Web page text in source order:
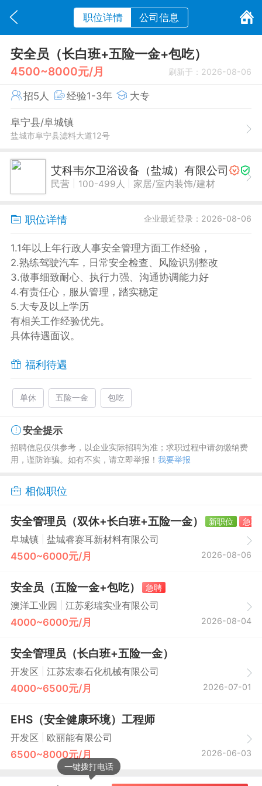
职位详情 公司信息
安全员（长白班+五险一金+包吃）
4500~8000元/月 刷新于：2026-08-06
招5人 经验1-3年 大专
阜宁县/阜城镇
盐城市阜宁县滤料大道12号
艾科韦尔卫浴设备（盐城）有限公司
民营 100-499人 家居/室内装饰/建材
职位详情 企业最近登录：2026-08-06
1.1年以上年行政人事安全管理方面工作经验，
2.熟练驾驶汽车，日常安全检查、风险识别整改
3.做事细致耐心、执行力强、沟通协调能力好
4.有责任心，服从管理，踏实稳定
5.大专及以上学历
有相关工作经验优先。
具体待遇面议。
福利待遇
单休 五险一金 包吃
安全提示
招聘信息仅供参考，以企业实际招聘为准；求职过程中请勿缴纳费
用，谨防诈骗。如有不实，请立即举报！ 我要举报
相似职位
安全管理员（双休+长白班+五险一金） 新职位
急聘
阜城镇
盐城睿赛耳新材料有限公司
4500~6000元/月 2026-08-06
安全员（五险一金+包吃）
急聘
澳洋工业园
江苏彩瑞实业有限公司
4000~6000元/月 2026-08-04
安全管理员（长白班+五险一金）
开发区 江苏宏泰石化机械有限公司
4000~6500元/月 2026-07-01
EHS（安全健康环境）工程师
开发区 欧丽能有限公司
6500~8000元/月
2026-06-03
一键拨打电话